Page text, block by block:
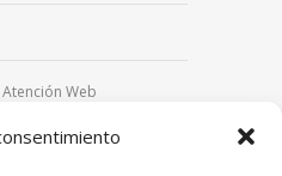
Web